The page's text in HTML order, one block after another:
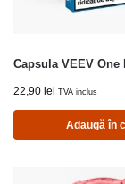
Capsula VEEV One
22,90 lei TVA inclus
Adaugă în